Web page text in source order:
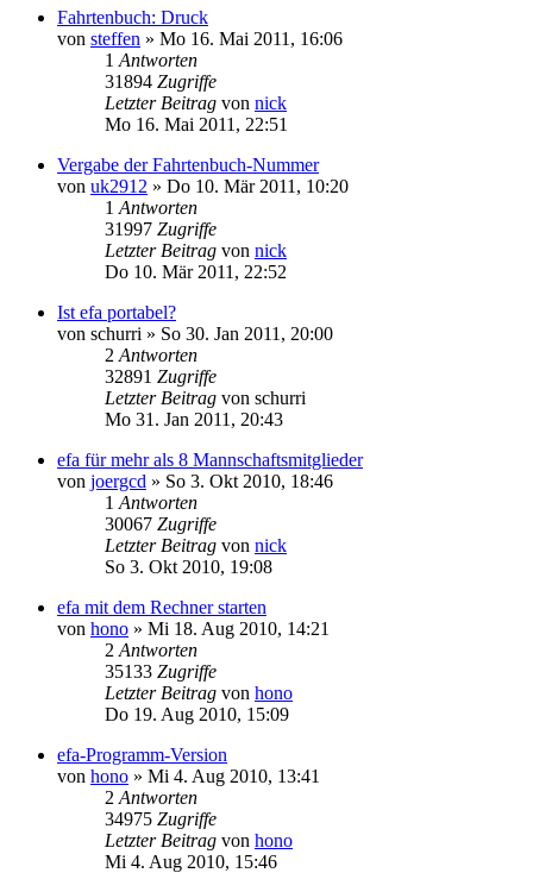
Fahrtenbuch: Druck
von steffen » Mo 16. Mai 2011, 16:06
1 Antworten
31894 Zugriffe
Letzter Beitrag von nick
Mo 16. Mai 2011, 22:51
Vergabe der Fahrtenbuch-Nummer
von uk2912 » Do 10. Mär 2011, 10:20
1 Antworten
31997 Zugriffe
Letzter Beitrag von nick
Do 10. Mär 2011, 22:52
Ist efa portabel?
von schurri » So 30. Jan 2011, 20:00
2 Antworten
32891 Zugriffe
Letzter Beitrag von schurri
Mo 31. Jan 2011, 20:43
efa für mehr als 8 Mannschaftsmitglieder
von joergcd » So 3. Okt 2010, 18:46
1 Antworten
30067 Zugriffe
Letzter Beitrag von nick
So 3. Okt 2010, 19:08
efa mit dem Rechner starten
von hono » Mi 18. Aug 2010, 14:21
2 Antworten
35133 Zugriffe
Letzter Beitrag von hono
Do 19. Aug 2010, 15:09
efa-Programm-Version
von hono » Mi 4. Aug 2010, 13:41
2 Antworten
34975 Zugriffe
Letzter Beitrag von hono
Mi 4. Aug 2010, 15:46